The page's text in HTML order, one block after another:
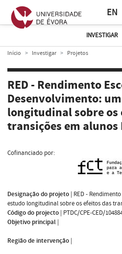
EN
INVESTIGAR
Início Investigar Projetos
RED - Rendimento
Desenvolvimento:
longitudinal sobre os
transições em alunos
Cofinanciado por:
Designação do projeto | RED -
estudo longitudinal sobre os efeitos das
Código do projecto | PTDC/CPE-CED/
Objetivo principal |
Região de intervenção |